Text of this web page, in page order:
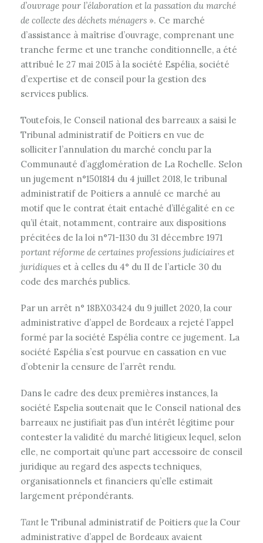
d’ouvrage pour l’élaboration et la passation du marché
de collecte des déchets ménagers ». Ce marché
d’assistance à maîtrise d’ouvrage, comprenant une
tranche ferme et une tranche conditionnelle, a été
attribué le 27 mai 2015 à la société Espélia, société
d’expertise et de conseil pour la gestion des
services publics.
Toutefois, le Conseil national des barreaux a saisi le
Tribunal administratif de Poitiers en vue de
solliciter l’annulation du marché conclu par la
Communauté d’agglomération de La Rochelle. Selon
un jugement n°1501814 du 4 juillet 2018, le tribunal
administratif de Poitiers a annulé ce marché au
motif que le contrat était entaché d’illégalité en ce
qu’il était, notamment, contraire aux dispositions
précitées de la loi n°71-1130 du 31 décembre 1971
portant réforme de certaines professions judiciaires et
juridiques et à celles du 4° du II de l’article 30 du
code des marchés publics.
Par un arrêt n° 18BX03424 du 9 juillet 2020, la cour
administrative d’appel de Bordeaux a rejeté l’appel
formé par la société Espélia contre ce jugement. La
société Espélia s’est pourvue en cassation en vue
d’obtenir la censure de l’arrêt rendu.
Dans le cadre des deux premières instances, la
société Espelia soutenait que le Conseil national des
barreaux ne justifiait pas d’un intérêt légitime pour
contester la validité du marché litigieux lequel, selon
elle, ne comportait qu’une part accessoire de conseil
juridique au regard des aspects techniques,
organisationnels et financiers qu’elle estimait
largement prépondérants.
Tantle Tribunal administratif de Poitiers que la Cour
administrative d’appel de Bordeaux avaient